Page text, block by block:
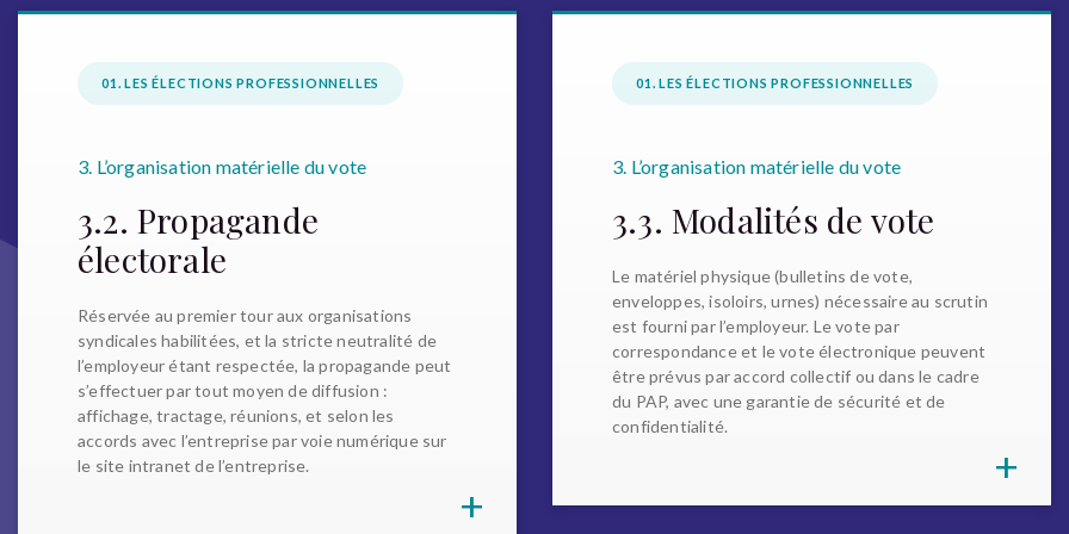
01. LES ÉLECTIONS PROFESSIONNELLES
3. L’organisation matérielle du vote
3.2. Propagande
électorale
Réservée au premier tour aux organisations
syndicales habilitées, et la stricte neutralité de
l’employeur étant respectée, la propagande peut
s’effectuer par tout moyen de diffusion :
affichage, tractage, réunions, et selon les
accords avec l’entreprise par voie numérique sur
le site intranet de l’entreprise.
+
01. LES ÉLECTIONS PROFESSIONNELLES
3. L’organisation matérielle du vote
3.3. Modalités de vote
Le matériel physique (bulletins de vote,
enveloppes, isoloirs, urnes) nécessaire au scrutin
est fourni par l’employeur. Le vote par
correspondance et le vote électronique peuvent
être prévus par accord collectif ou dans le cadre
du PAP, avec une garantie de sécurité et de
confidentialité.
+